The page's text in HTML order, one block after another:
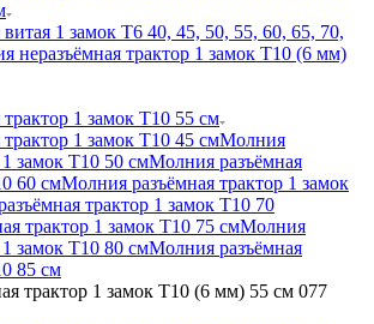
1 замок Т6 40, 45, 50, 55, 60, 65, 70,
неразъёмная трактор 1 замок Т10 (6 мм)
1 замок Т10 55 см
1 замок Т10 45 смМолния
1 замок Т10 50 смМолния разъёмная
60 смМолния разъёмная трактор 1 замок
трактор 1 замок Т10 70
трактор 1 замок Т10 75 смМолния
1 замок Т10 80 смМолния разъёмная
85 см
трактор 1 замок Т10 (6 мм) 55 см 077